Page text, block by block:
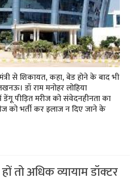
से शिकायत, कहा, बेड होने के बाद भी
डॉ राम मनोहर लोहिया
पीड़ित मरीज को संवेदनहीनता का
को भर्ती कर इलाज न दिए जाने के
तो अधिक व्‍यायाम डॉक्‍टर